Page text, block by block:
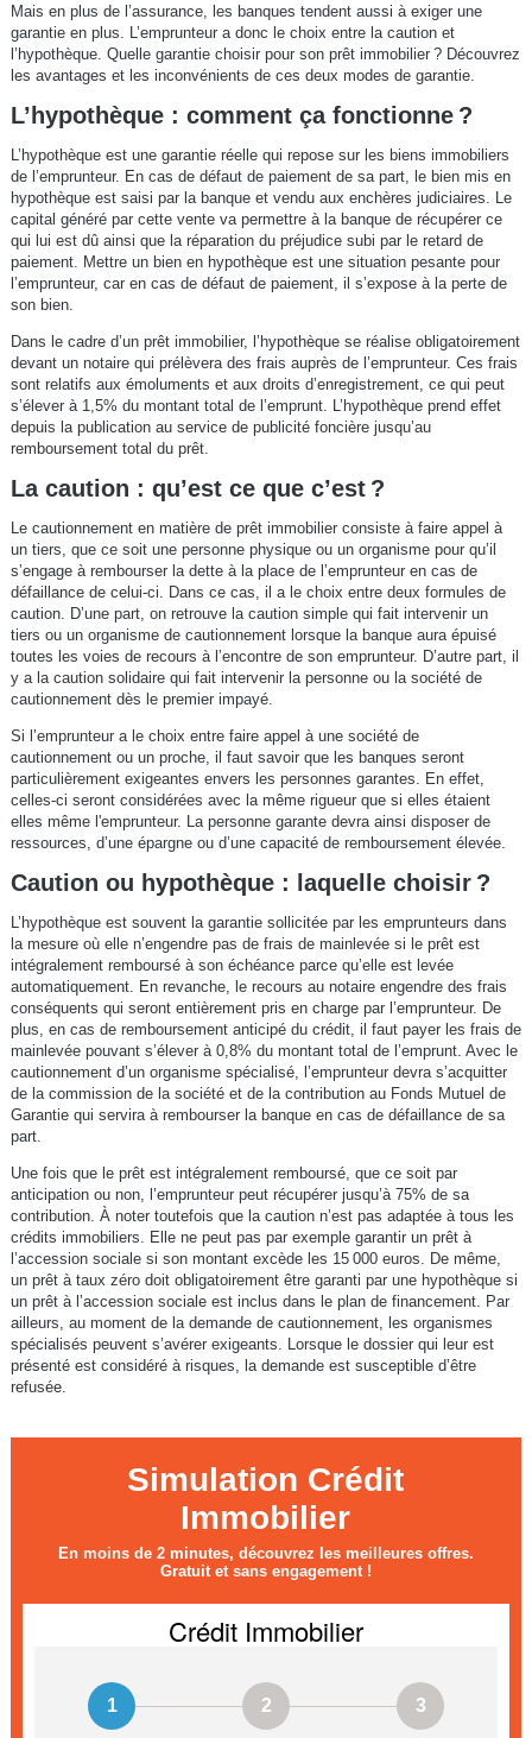
Mais en plus de l’assurance, les banques tendent aussi à exiger une
garantie en plus. L’emprunteur a donc le choix entre la caution et
l’hypothèque. Quelle garantie choisir pour son prêt immobilier ? Découvrez
les avantages et les inconvénients de ces deux modes de garantie.
L’hypothèque : comment ça fonctionne ?
L’hypothèque est une garantie réelle qui repose sur les biens immobiliers
de l’emprunteur. En cas de défaut de paiement de sa part, le bien mis en
hypothèque est saisi par la banque et vendu aux enchères judiciaires. Le
capital généré par cette vente va permettre à la banque de récupérer ce
qui lui est dû ainsi que la réparation du préjudice subi par le retard de
paiement. Mettre un bien en hypothèque est une situation pesante pour
l’emprunteur, car en cas de défaut de paiement, il s’expose à la perte de
son bien.
Dans le cadre d’un prêt immobilier, l’hypothèque se réalise obligatoirement
devant un notaire qui prélèvera des frais auprès de l’emprunteur. Ces frais
sont relatifs aux émoluments et aux droits d’enregistrement, ce qui peut
s’élever à 1,5% du montant total de l’emprunt. L’hypothèque prend effet
depuis la publication au service de publicité foncière jusqu’au
remboursement total du prêt.
La caution : qu’est ce que c’est ?
Le cautionnement en matière de prêt immobilier consiste à faire appel à
un tiers, que ce soit une personne physique ou un organisme pour qu’il
s’engage à rembourser la dette à la place de l’emprunteur en cas de
défaillance de celui-ci. Dans ce cas, il a le choix entre deux formules de
caution. D’une part, on retrouve la caution simple qui fait intervenir un
tiers ou un organisme de cautionnement lorsque la banque aura épuisé
toutes les voies de recours à l’encontre de son emprunteur. D’autre part, il
y a la caution solidaire qui fait intervenir la personne ou la société de
cautionnement dès le premier impayé.
Si l’emprunteur a le choix entre faire appel à une société de
cautionnement ou un proche, il faut savoir que les banques seront
particulièrement exigeantes envers les personnes garantes. En effet,
celles-ci seront considérées avec la même rigueur que si elles étaient
elles même l'emprunteur. La personne garante devra ainsi disposer de
ressources, d’une épargne ou d’une capacité de remboursement élevée.
Caution ou hypothèque : laquelle choisir ?
L’hypothèque est souvent la garantie sollicitée par les emprunteurs dans
la mesure où elle n’engendre pas de frais de mainlevée si le prêt est
intégralement remboursé à son échéance parce qu’elle est levée
automatiquement. En revanche, le recours au notaire engendre des frais
conséquents qui seront entièrement pris en charge par l’emprunteur. De
plus, en cas de remboursement anticipé du crédit, il faut payer les frais de
mainlevée pouvant s’élever à 0,8% du montant total de l’emprunt. Avec le
cautionnement d’un organisme spécialisé, l’emprunteur devra s’acquitter
de la commission de la société et de la contribution au Fonds Mutuel de
Garantie qui servira à rembourser la banque en cas de défaillance de sa
part.
Une fois que le prêt est intégralement remboursé, que ce soit par
anticipation ou non, l’emprunteur peut récupérer jusqu’à 75% de sa
contribution. À noter toutefois que la caution n’est pas adaptée à tous les
crédits immobiliers. Elle ne peut pas par exemple garantir un prêt à
l’accession sociale si son montant excède les 15 000 euros. De même,
un prêt à taux zéro doit obligatoirement être garanti par une hypothèque si
un prêt à l’accession sociale est inclus dans le plan de financement. Par
ailleurs, au moment de la demande de cautionnement, les organismes
spécialisés peuvent s’avérer exigeants. Lorsque le dossier qui leur est
présenté est considéré à risques, la demande est susceptible d’être
refusée.
Simulation Crédit
Immobilier
En moins de 2 minutes, découvrez les meilleures offres.
Gratuit et sans engagement !